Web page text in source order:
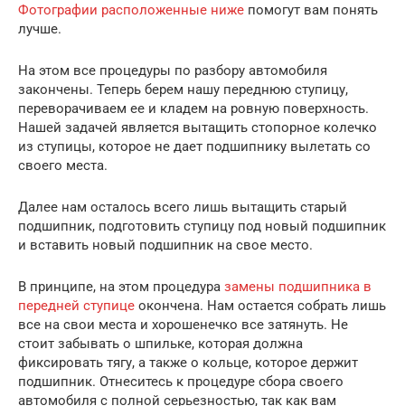
Фотографии расположенные ниже помогут вам понять
лучше.
На этом все процедуры по разбору автомобиля
закончены. Теперь берем нашу переднюю ступицу,
переворачиваем ее и кладем на ровную поверхность.
Нашей задачей является вытащить стопорное колечко
из ступицы, которое не дает подшипнику вылетать со
своего места.
Далее нам осталось всего лишь вытащить старый
подшипник, подготовить ступицу под новый подшипник
и вставить новый подшипник на свое место.
В принципе, на этом процедура замены подшипника в
передней ступице окончена. Нам остается собрать лишь
все на свои места и хорошенечко все затянуть. Не
стоит забывать о шпильке, которая должна
фиксировать тягу, а также о кольце, которое держит
подшипник. Отнеситесь к процедуре сбора своего
автомобиля с полной серьезностью, так как вам